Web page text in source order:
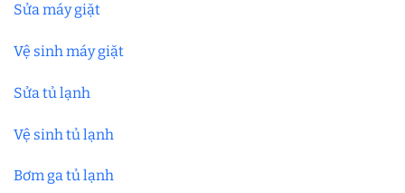
Sửa máy giặt
Vệ sinh máy giặt
Sửa tủ lạnh
Vệ sinh tủ lạnh
Bơm ga tủ lạnh